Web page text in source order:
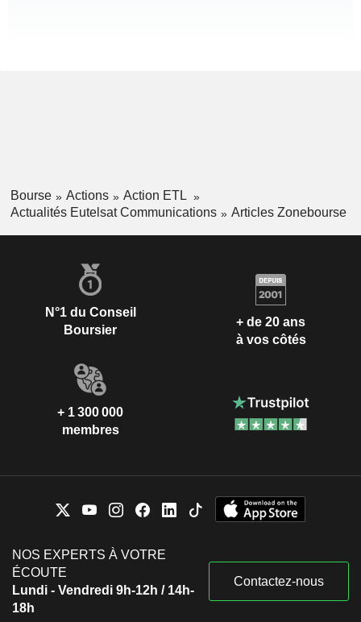
Bourse Actions
Action ETL
Actualités Eutelsat Communications
Articles Zonebourse
N°1 du Conseil
Boursier
+ de 20 ans
à vos côtés
+ 1 300 000
membres
NOS EXPERTS À VOTRE
ÉCOUTE
Lundi - Vendredi 9h-12h / 14h-
18h
Contactez-nous